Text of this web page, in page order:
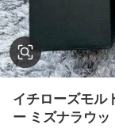
イチローズモル
ー ミズナラウッ